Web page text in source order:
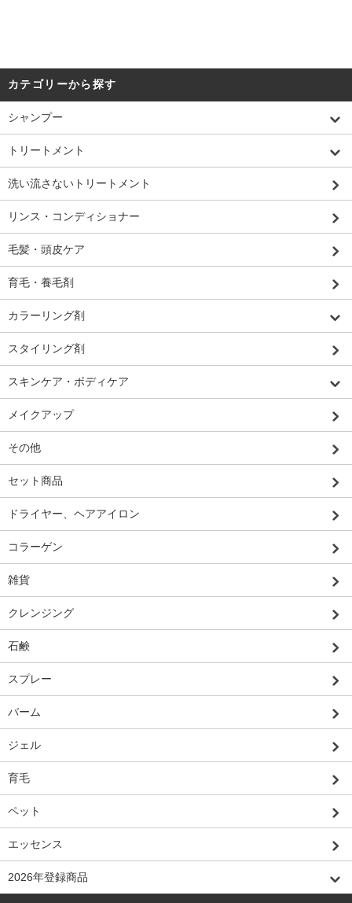
カテゴリーから探す
シャンプー
トリートメント
洗い流さないトリートメント
リンス・コンディショナー
毛髪・頭皮ケア
育毛・養毛剤
カラーリング剤
スタイリング剤
スキンケア・ボディケア
メイクアップ
その他
セット商品
ドライヤー、ヘアアイロン
コラーゲン
雑貨
クレンジング
石鹸
スプレー
バーム
ジェル
育毛
ペット
エッセンス
2026年登録商品